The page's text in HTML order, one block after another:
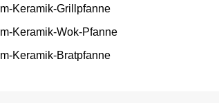
Keramik-Grillpfanne
Keramik-Wok-Pfanne
Keramik-Bratpfanne